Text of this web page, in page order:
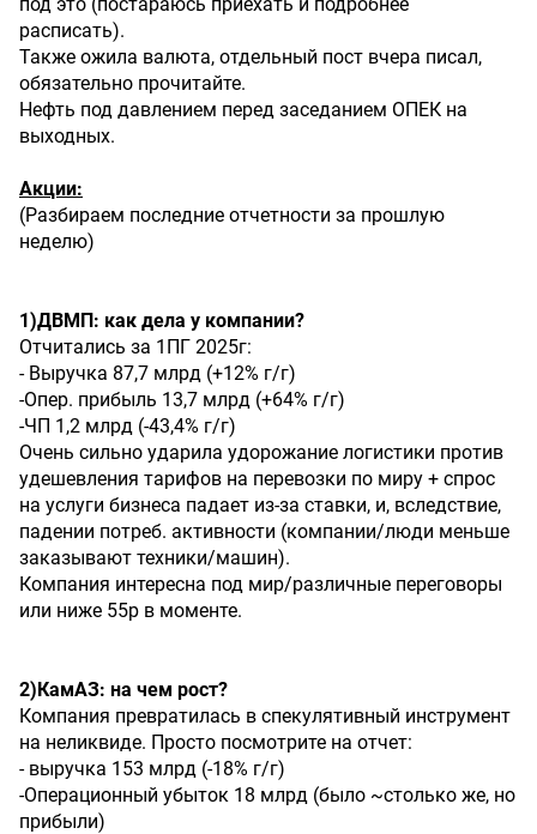
расписать).
Также ожила валюта, отдельный пост вчера писал,
обязательно прочитайте.
Нефть под давлением перед заседанием ОПЕК на
выходных.
Акции:
(Разбираем последние отчетности за прошлую
неделю)
1)ДВМП: как дела у компании?
Отчитались за 1ПГ 2025г:
- Выручка 87,7 млрд (+12% г/г)
-Опер. прибыль 13,7 млрд (+64% г/г)
-ЧП 1,2 млрд (-43,4% г/г)
Очень сильно ударила удорожание логистики против
удешевления тарифов на перевозки по миру + спрос
на услуги бизнеса падает из-за ставки, и, вследствие,
падении потреб. активности (компании/люди меньше
заказывают техники/машин).
Компания интересна под мир/различные переговоры
или ниже 55р в моменте.
2)КамАЗ: на чем рост?
Компания превратилась в спекулятивный инструмент
на неликвиде. Просто посмотрите на отчет:
- выручка 153 млрд (-18% г/г)
-Операционный убыток 18 млрд (было ~столько же, но
прибыли)